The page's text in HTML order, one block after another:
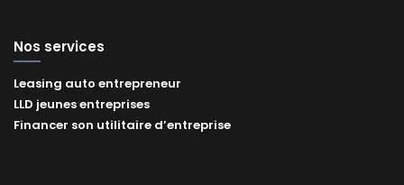
Nos services
Leasing auto entrepreneur
LLD jeunes entreprises
Financer son utilitaire d’entreprise